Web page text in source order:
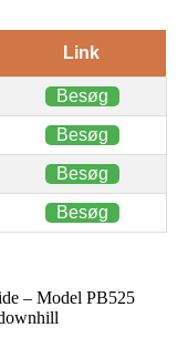
Link
Besøg
Besøg
Besøg
Besøg
– Model PB525